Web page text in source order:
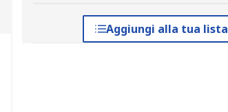
Aggiungi alla tua lista